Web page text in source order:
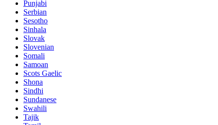
Punjabi
Serbian
Sesotho
Sinhala
Slovak
Slovenian
Somali
Samoan
Scots Gaelic
Shona
Sindhi
Sundanese
Swahili
Tajik